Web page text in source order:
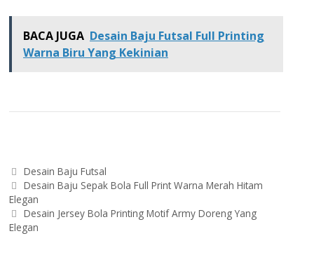
BACA JUGA Desain Baju Futsal Full Printing
Warna Biru Yang Kekinian
Categories
Desain Baju Futsal
Post
navigation
Desain Baju Sepak Bola Full Print Warna Merah Hitam
Elegan
Desain Jersey Bola Printing Motif Army Doreng Yang
Elegan